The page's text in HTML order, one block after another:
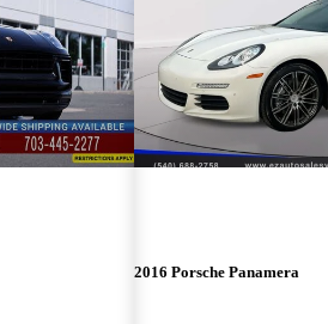
2016 Porsche Panamera